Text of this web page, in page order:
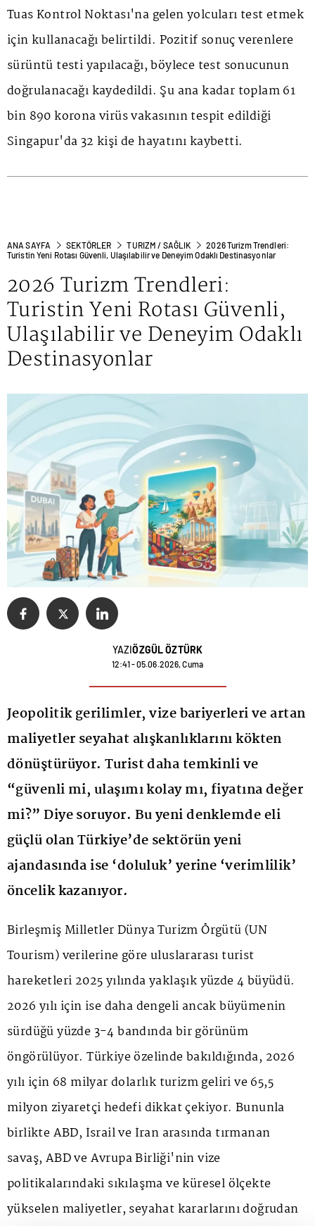
Tuas Kontrol Noktası'na gelen yolcuları test etmek
için kullanacağı belirtildi. Pozitif sonuç verenlere
sürüntü testi yapılacağı, böylece test sonucunun
doğrulanacağı kaydedildi. Şu ana kadar toplam 61
bin 890 korona virüs vakasının tespit edildiği
Singapur'da 32 kişi de hayatını kaybetti.
ANA SAYFA SEKTÖRLER TURIZM / SAĞLIK
2026 Turizm Trendleri:
Turistin Yeni Rotası Güvenli, Ulaşılabilir ve Deneyim Odaklı Destinasyonlar
2026 Turizm Trendleri:
Turistin Yeni Rotası Güvenli,
Ulaşılabilir ve Deneyim Odaklı
Destinasyonlar
YAZIÖZGÜL ÖZTÜRK
12:41 - 05.06.2026, Cuma
Jeopolitik gerilimler, vize bariyerleri ve artan
maliyetler seyahat alışkanlıklarını kökten
dönüştürüyor. Turist daha temkinli ve
“güvenli mi, ulaşımı kolay mı, fiyatına değer
mi?” Diye soruyor. Bu yeni denklemde eli
güçlü olan Türkiye’de sektörün yeni
ajandasında ise ‘doluluk’ yerine ‘verimlilik’
öncelik kazanıyor.
Birleşmiş Milletler Dünya Turizm Örgütü (UN
Tourism) verilerine göre uluslararası turist
hareketleri 2025 yılında yaklaşık yüzde 4 büyüdü.
2026 yılı için ise daha dengeli ancak büyümenin
sürdüğü yüzde 3-4 bandında bir görünüm
öngörülüyor. Türkiye özelinde bakıldığında, 2026
yılı için 68 milyar dolarlık turizm geliri ve 65,5
milyon ziyaretçi hedefi dikkat çekiyor. Bununla
birlikte ABD, İsrail ve İran arasında tırmanan
savaş, ABD ve Avrupa Birliği'nin vize
politikalarındaki sıkılaşma ve küresel ölçekte
yükselen maliyetler, seyahat kararlarını doğrudan